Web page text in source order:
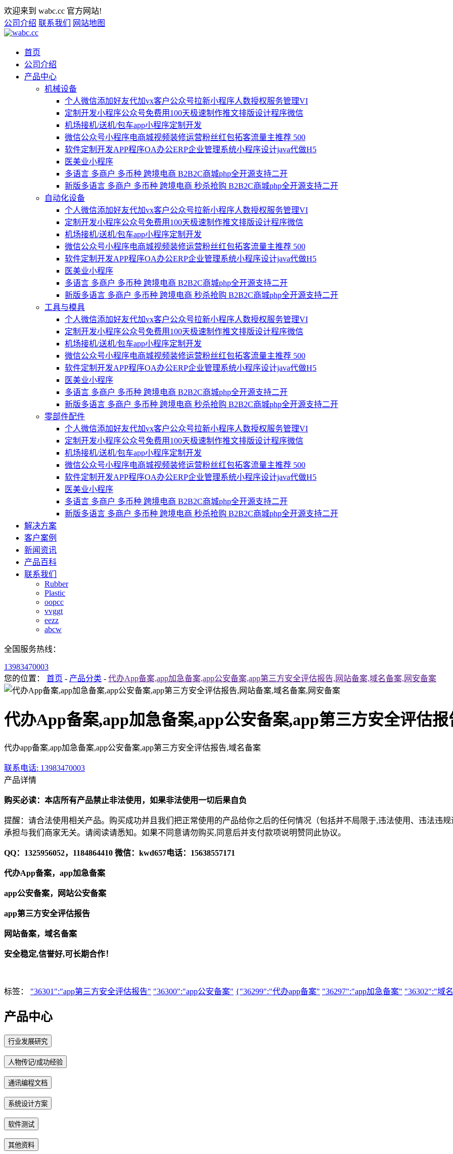
欢迎来到 wabc.cc 官方网站!
公司介绍 联系我们 网站地图
首页
公司介绍
产品中心
机械设备
个人微信添加好友代加vx客户公众号拉新小程序人数授权服务管理VI
定制开发小程序公众号免费用100天极速制作推文排版设计程序微信
机场接机/送机/包车app小程序定制开发
微信公众号小程序电商城视频装修运营粉丝红包拓客流量主推荐 500
软件定制开发APP程序OA办公ERP企业管理系统小程序设计java代做H5
医美业小程序
多语言 多商户 多币种 跨境电商 B2B2C商城php全开源支持二开
新版多语言 多商户 多币种 跨境电商 秒杀抢购 B2B2C商城php全开源支持二开
自动化设备
个人微信添加好友代加vx客户公众号拉新小程序人数授权服务管理VI
定制开发小程序公众号免费用100天极速制作推文排版设计程序微信
机场接机/送机/包车app小程序定制开发
微信公众号小程序电商城视频装修运营粉丝红包拓客流量主推荐 500
软件定制开发APP程序OA办公ERP企业管理系统小程序设计java代做H5
医美业小程序
多语言 多商户 多币种 跨境电商 B2B2C商城php全开源支持二开
新版多语言 多商户 多币种 跨境电商 秒杀抢购 B2B2C商城php全开源支持二开
工具与模具
个人微信添加好友代加vx客户公众号拉新小程序人数授权服务管理VI
定制开发小程序公众号免费用100天极速制作推文排版设计程序微信
机场接机/送机/包车app小程序定制开发
微信公众号小程序电商城视频装修运营粉丝红包拓客流量主推荐 500
软件定制开发APP程序OA办公ERP企业管理系统小程序设计java代做H5
医美业小程序
多语言 多商户 多币种 跨境电商 B2B2C商城php全开源支持二开
新版多语言 多商户 多币种 跨境电商 秒杀抢购 B2B2C商城php全开源支持二开
零部件配件
个人微信添加好友代加vx客户公众号拉新小程序人数授权服务管理VI
定制开发小程序公众号免费用100天极速制作推文排版设计程序微信
机场接机/送机/包车app小程序定制开发
微信公众号小程序电商城视频装修运营粉丝红包拓客流量主推荐 500
软件定制开发APP程序OA办公ERP企业管理系统小程序设计java代做H5
医美业小程序
多语言 多商户 多币种 跨境电商 B2B2C商城php全开源支持二开
新版多语言 多商户 多币种 跨境电商 秒杀抢购 B2B2C商城php全开源支持二开
解决方案
客户案例
新闻资讯
产品百科
联系我们
Rubber
Plastic
oopcc
vvggt
eezz
abcw
全国服务热线：
13983470003
您的位置：
首页 - 产品分类 - 代办App备案,app加急备案,app公安备案,app第三方安全评估报告,网站备案,域名备案,网安备案
代办App备案,app加急备案,app公安备案,app第三方安全评估
代办app备案,app加急备案,app公安备案,app第三方安全评估报告,域名备案
联系电话: 13983470003
产品详情
购买必读： 本店所有产品禁止非法使用，如果非法使用一切后果自负
提醒：请合法使用相关产品。购买成功并且我们把正常使用的产品给你之后的任何情况（包括并不局限于,违法使用、违法违
承担与我们商家无关。请阅读请悉知。如果不同意请勿购买,同意后并支付款项说明赞同此协议。
QQ：1325956052， 1184864410 微信： kwd657电话：15638557171
代办App备案， app加急备案
app公安备案，网站公安备案
app第三方安全评估报告
网站备案，域名备案
安全稳定,信誉好,可长期合作！
标签： "36301":"app第三方安全评估报告" "36300":"app公安备案" {"36299":"代办app备案" "36297":"app加急备案" "36302":"域
产品中心
行业发展研究
人物传记/成功经验
通讯编程文档
系统设计方案
软件测试
其他资料